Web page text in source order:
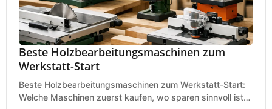
Beste Holzbearbeitungsmaschinen zum
Werkstatt-Start
Beste Holzbearbeitungsmaschinen zum Werkstatt-Start:
Welche Maschinen zuerst kaufen, wo sparen sinnvoll ist